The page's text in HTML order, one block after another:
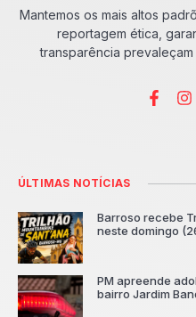
Mantemos os mais altos
reportagem ética,
transparência
ÚLTIMAS NOTÍCIAS
Barroso recebe
neste domingo
PM apreende
bairro Jardim